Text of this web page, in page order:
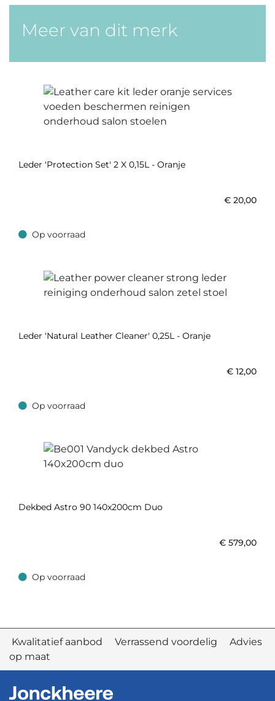
Meer van dit merk
Leder 'Protection Set' 2 X 0,15L - Oranje
€ 20,00
Op voorraad
Op voorraad
Leder 'Natural Leather Cleaner' 0,25L - Oranje
€ 12,00
Op voorraad
Op voorraad
Dekbed Astro 90 140x200cm Duo
€ 579,00
Op voorraad
Op voorraad
Kwalitatief aanbod Verrassend voordelig Advies
op maat